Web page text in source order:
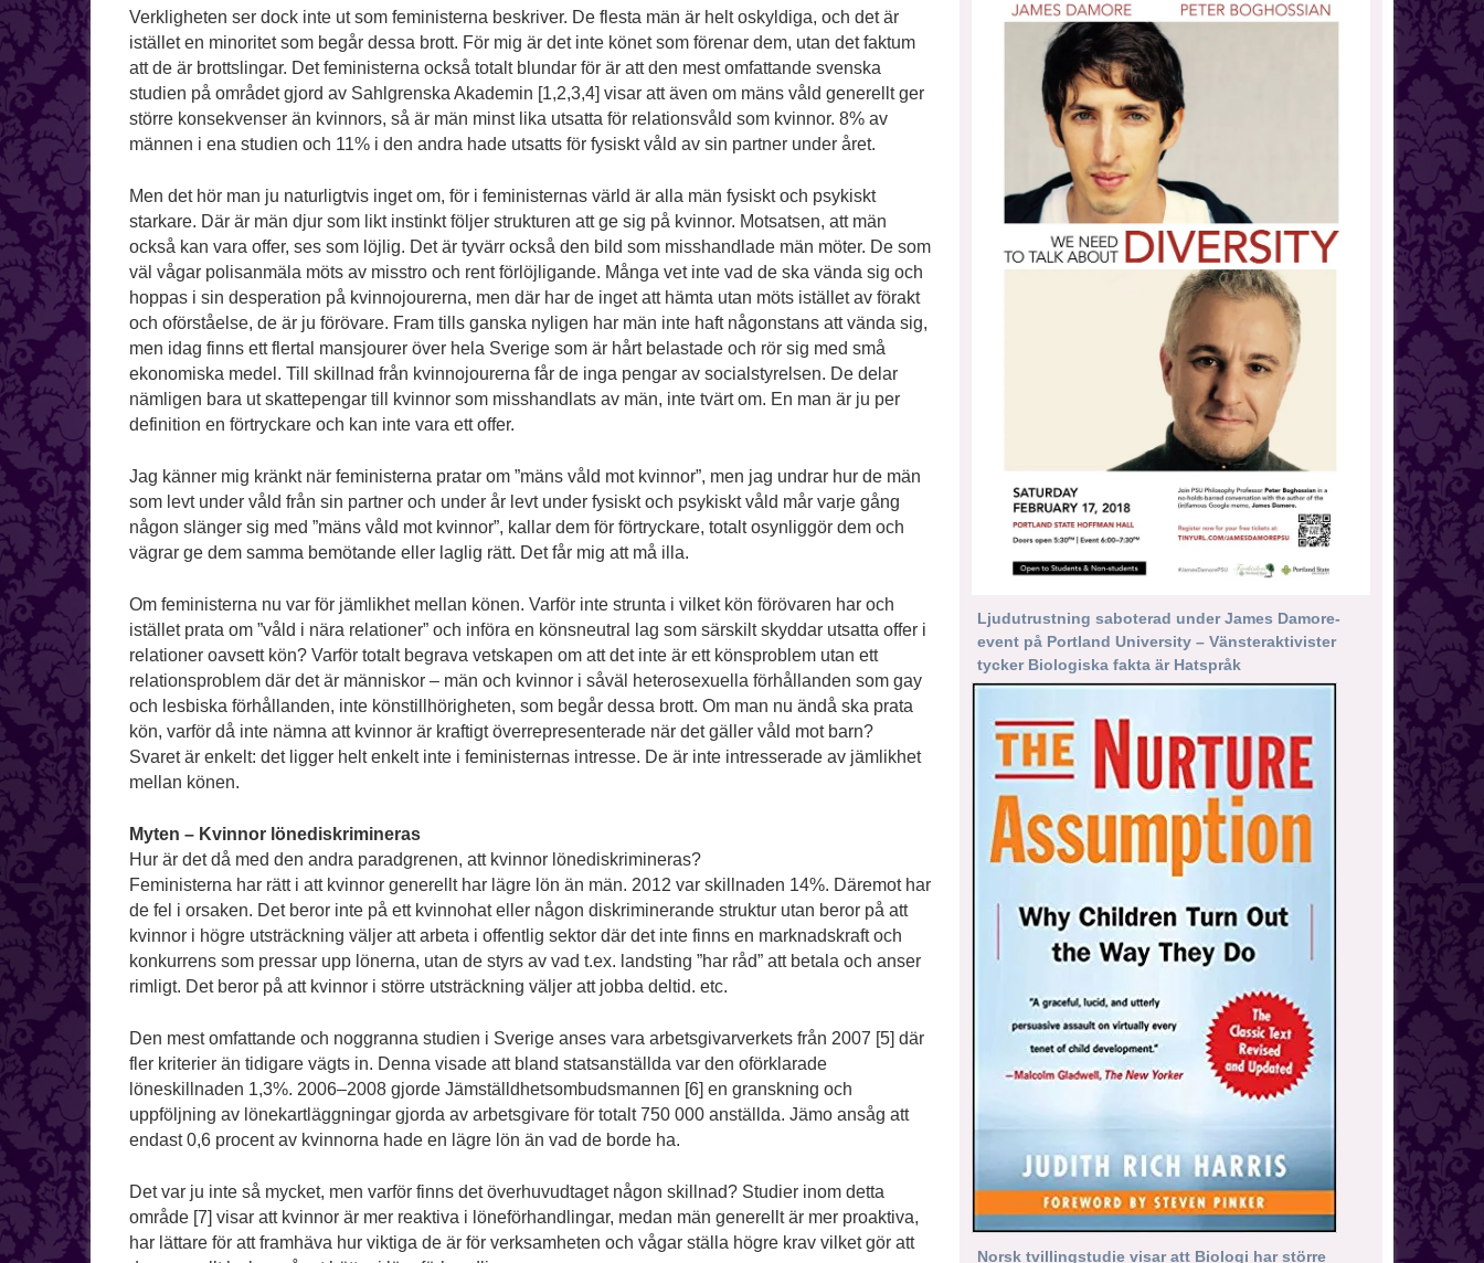
Verkligheten ser dock inte ut som feministerna beskriver. De flesta män är helt oskyldiga, och det är
istället en minoritet som begår dessa brott. För mig är det inte könet som förenar dem, utan det faktum
att de är brottslingar. Det feministerna också totalt blundar för är att den mest omfattande svenska
studien på området gjord av Sahlgrenska Akademin [1,2,3,4] visar att även om mäns våld generellt ger
större konsekvenser än kvinnors, så är män minst lika utsatta för relationsvåld som kvinnor. 8% av
männen i ena studien och 11% i den andra hade utsatts för fysiskt våld av sin partner under året.
Men det hör man ju naturligtvis inget om, för i feministernas värld är alla män fysiskt och psykiskt
starkare. Där är män djur som likt instinkt följer strukturen att ge sig på kvinnor. Motsatsen, att män
också kan vara offer, ses som löjlig. Det är tyvärr också den bild som misshandlade män möter. De som
väl vågar polisanmäla möts av misstro och rent förlöjligande. Många vet inte vad de ska vända sig och
hoppas i sin desperation på kvinnojourerna, men där har de inget att hämta utan möts istället av förakt
och oförståelse, de är ju förövare. Fram tills ganska nyligen har män inte haft någonstans att vända sig,
men idag finns ett flertal mansjourer över hela Sverige som är hårt belastade och rör sig med små
ekonomiska medel. Till skillnad från kvinnojourerna får de inga pengar av socialstyrelsen. De delar
nämligen bara ut skattepengar till kvinnor som misshandlats av män, inte tvärt om. En man är ju per
definition en förtryckare och kan inte vara ett offer.
Jag känner mig kränkt när feministerna pratar om ”mäns våld mot kvinnor”, men jag undrar hur de män
som levt under våld från sin partner och under år levt under fysiskt och psykiskt våld mår varje gång
någon slänger sig med ”mäns våld mot kvinnor”, kallar dem för förtryckare, totalt osynliggör dem och
vägrar ge dem samma bemötande eller laglig rätt. Det får mig att må illa.
Om feministerna nu var för jämlikhet mellan könen. Varför inte strunta i vilket kön förövaren har och
istället prata om ”våld i nära relationer” och införa en könsneutral lag som särskilt skyddar utsatta offer i
relationer oavsett kön? Varför totalt begrava vetskapen om att det inte är ett könsproblem utan ett
relationsproblem där det är människor – män och kvinnor i såväl heterosexuella förhållanden som gay
och lesbiska förhållanden, inte könstillhörigheten, som begår dessa brott. Om man nu ändå ska prata
kön, varför då inte nämna att kvinnor är kraftigt överrepresenterade när det gäller våld mot barn?
Svaret är enkelt: det ligger helt enkelt inte i feministernas intresse. De är inte intresserade av jämlikhet
mellan könen.
Myten – Kvinnor lönediskrimineras
Hur är det då med den andra paradgrenen, att kvinnor lönediskrimineras?
Feministerna har rätt i att kvinnor generellt har lägre lön än män. 2012 var skillnaden 14%. Däremot har
de fel i orsaken. Det beror inte på ett kvinnohat eller någon diskriminerande struktur utan beror på att
kvinnor i högre utsträckning väljer att arbeta i offentlig sektor där det inte finns en marknadskraft och
konkurrens som pressar upp lönerna, utan de styrs av vad t.ex. landsting ”har råd” att betala och anser
rimligt. Det beror på att kvinnor i större utsträckning väljer att jobba deltid. etc.
Den mest omfattande och noggranna studien i Sverige anses vara arbetsgivarverkets från 2007 [5] där
fler kriterier än tidigare vägts in. Denna visade att bland statsanställda var den oförklarade
löneskillnaden 1,3%. 2006–2008 gjorde Jämställdhetsombudsmannen [6] en granskning och
uppföljning av lönekartläggningar gjorda av arbetsgivare för totalt 750 000 anställda. Jämo ansåg att
endast 0,6 procent av kvinnorna hade en lägre lön än vad de borde ha.
Det var ju inte så mycket, men varför finns det överhuvudtaget någon skillnad? Studier inom detta
område [7] visar att kvinnor är mer reaktiva i löneförhandlingar, medan män generellt är mer proaktiva,
har lättare för att framhäva hur viktiga de är för verksamheten och vågar ställa högre krav vilket gör att
Ljudutrustning saboterad under James Damore-
event på Portland University – Vänsteraktivister
tycker Biologiska fakta är Hatspråk
Norsk tvillingstudie visar att Biologi har större